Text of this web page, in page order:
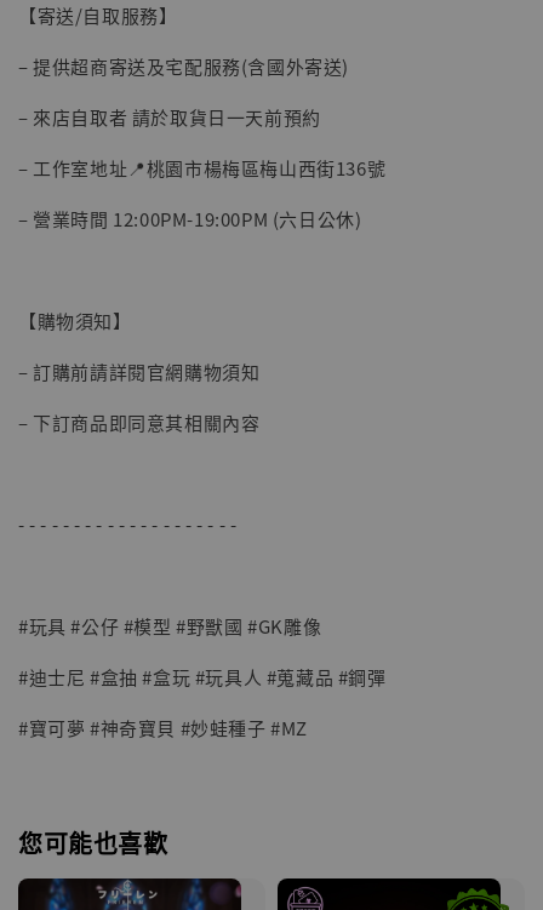
子彈飛 鵝城縣長 張麻子 [BK01]
NT$ 4,980
加入購物車
【寄送/自取服務】
– 提供超商寄送及宅配服務(含國外寄送)
– 來店自取者 請於取貨日一天前預約
– 工作室地址📍桃園市楊梅區梅山西街136號
– 營業時間 12:00PM-19:00PM (六日公休)
【購物須知】
– 訂購前請詳閱官網購物須知
– 下訂商品即同意其相關內容
- - - - - - - - - - - - - - - - - - - -
#玩具 #公仔 #模型 #野獸國 #GK雕像
#迪士尼 #盒抽 #盒玩 #玩具人 #蒐藏品 #鋼彈
#寶可夢 #神奇寶貝 #妙蛙種子 #MZ
您可能也喜歡